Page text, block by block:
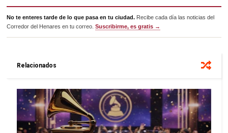
No te enteres tarde de lo que pasa en tu ciudad. Recibe cada día las noticias del
Corredor del Henares en tu correo.Suscribirme, es gratis →
Relacionados